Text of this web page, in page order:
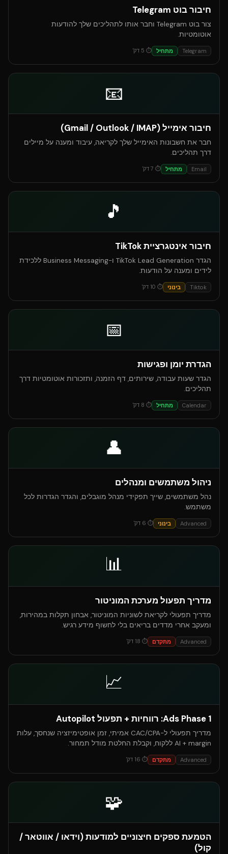
חיבור בוט Telegram
צור בוט Telegram וחבר אותו לתהליכים שלך להודעות
אוטומטיות.
Telegram מתחיל ⏱
5 דק'
📧
חיבור אימייל (Gmail / Outlook / IMAP)
חבר את חשבונות האימייל שלך לקריאה, עיבוד ומענה על מיילים
דרך תהליכים.
Email מתחיל ⏱
7 דק'
🎵
חיבור אינטגרציית TikTok
הגדר TikTok Lead Generation ו-Business Messaging ללכידת
לידים ומענה על הודעות.
Tiktok בינוני ⏱
10 דק'
📅
הגדרת יומן ופגישות
הגדר שעות עבודה, שירותים, דף הזמנה, ותזכורות אוטומטיות דרך
תהליכים.
Calendar מתחיל ⏱
8 דק'
👤
ניהול משתמשים ומנהלים
נהל משתמשים, שייך תפקידי מנהל מוגבלים, והגדר הגדרות לכל
משתמש.
Advanced בינוני ⏱
6 דק'
📊
מדריך תפעול מערכת המוניטור
מדריך תפעולי לקריאת לשוניות המוניטור, אבחון תקלות במהירות,
ומעקב אחרי מדדים בריאים בלי לחשוף מידע רגיש.
Advanced מתקדם ⏱
18 דק'
📈
Ads Phase 1: רווחיות + תפעול Autopilot
מדריך תפעולי ל-CAC/CPA אמיתי, זמן אופטימיזציה שנחסך, עלות
AI + margin ללקוח, וקבלת החלטת מודל תמחור.
Advanced מתקדם ⏱
16 דק'
🧩
הטמעת ספקים חיצוניים למודעות (וידאו / אווטאר /
קול)